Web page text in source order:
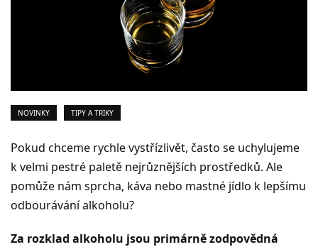
NOVINKY TIPY A TRIKY
Pokud chceme rychle vystřízlivět, často se uchylujeme
k velmi pestré paletě nejrůznějších prostředků. Ale
pomůže nám sprcha, káva nebo mastné jídlo k lepšímu
odbourávání alkoholu?
Za rozklad alkoholu jsou primárně zodpovědná